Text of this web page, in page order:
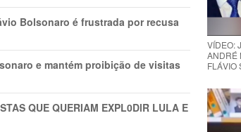
Bolsonaro é frustrada por recusa
e mantém proibição de visitas
QUE QUERIAM EXPL0DlR LULA E
VÍDEO:
ANDRÉ
FLÁVIO